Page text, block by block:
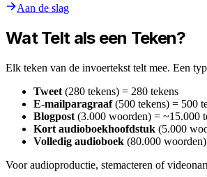
Aan de slag
Wat Telt als een Teken?
Elk teken van de invoertekst telt mee. Een
Tweet (280 tekens) = 280 tekens
E-mailparagraaf(500 tekens) = 500
Blogpost (3.000 woorden) = ~15.000
Kort audioboekhoofdstuk (5.000
Volledig audioboek (80.000
Voor audioproductie, stemacteren of